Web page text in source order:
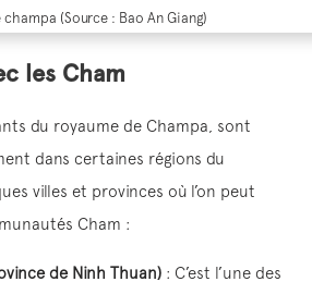
(Source : Bao An Giang)
les Cham
du royaume de Champa, sont
dans certaines régions du
villes et provinces où l’on peut
Cham :
de Ninh Thuan) : C’est l’une des